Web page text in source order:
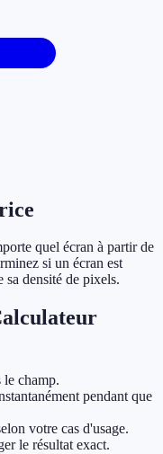
quel écran à partir de
si un écran est
densité de pixels.
le champ.
pendant que
votre cas d'usage.
le résultat exact.